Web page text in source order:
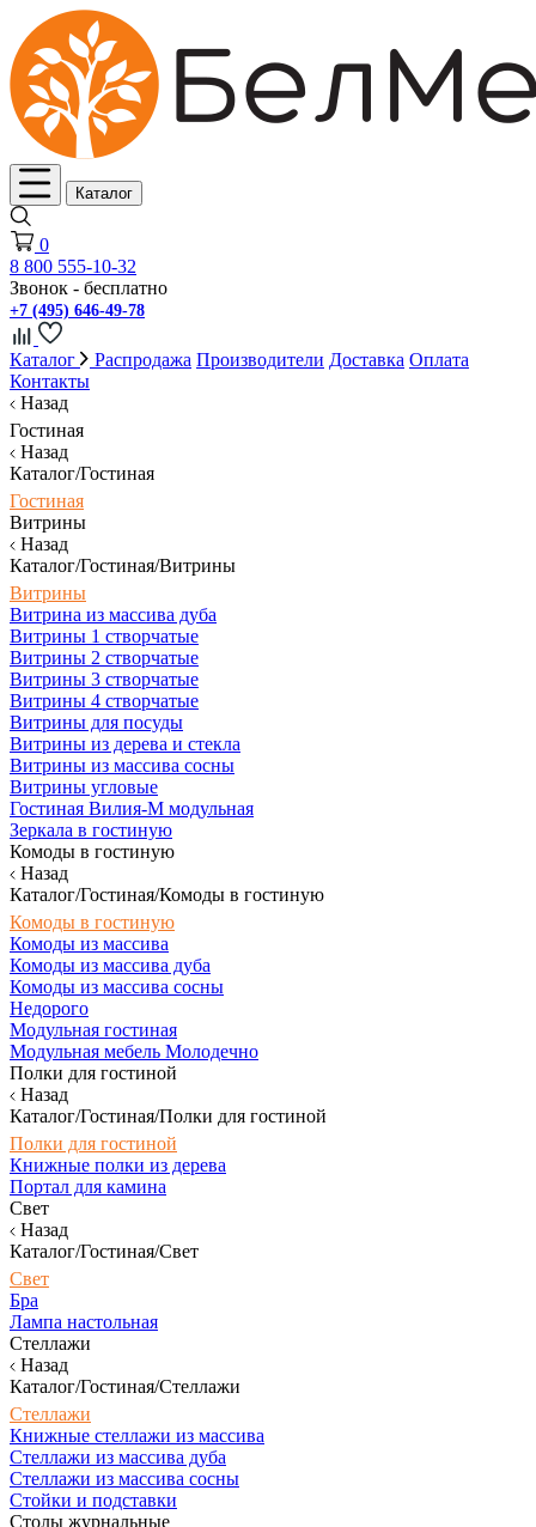
Каталог
0
8 800 555-10-32
Звонок - бесплатно
+7 (495) 646-49-78
Каталог Распродажа Производители Доставка Оплата
Контакты
Назад
Гостиная
Назад
Каталог/Гостиная
Гостиная
Витрины
Назад
Каталог/Гостиная/Витрины
Витрины
Витрина из массива дуба
Витрины 1 створчатые
Витрины 2 створчатые
Витрины 3 створчатые
Витрины 4 створчатые
Витрины для посуды
Витрины из дерева и стекла
Витрины из массива сосны
Витрины угловые
Гостиная Вилия-М модульная
Зеркала в гостиную
Комоды в гостиную
Назад
Каталог/Гостиная/Комоды в гостиную
Комоды в гостиную
Комоды из массива
Комоды из массива дуба
Комоды из массива сосны
Недорого
Модульная гостиная
Модульная мебель Молодечно
Полки для гостиной
Назад
Каталог/Гостиная/Полки для гостиной
Полки для гостиной
Книжные полки из дерева
Портал для камина
Свет
Назад
Каталог/Гостиная/Свет
Свет
Бра
Лампа настольная
Стеллажи
Назад
Каталог/Гостиная/Стеллажи
Стеллажи
Книжные стеллажи из массива
Стеллажи из массива дуба
Стеллажи из массива сосны
Стойки и подставки
Столы журнальные